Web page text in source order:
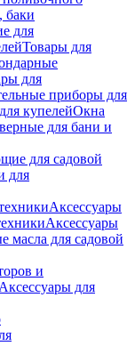
баки
для
Товары для
для
приборы для
купелейОкна
для бани и
для садовой
для
Аксессуары
Аксессуары
масла для садовой
и
Аксессуары для